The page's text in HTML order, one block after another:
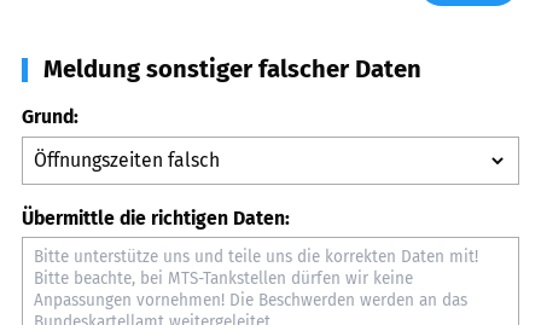
Meldung sonstiger falscher Daten
Grund:
Übermittle die richtigen Daten: